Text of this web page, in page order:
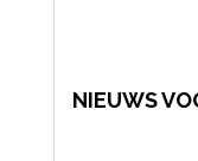
NIEUWS